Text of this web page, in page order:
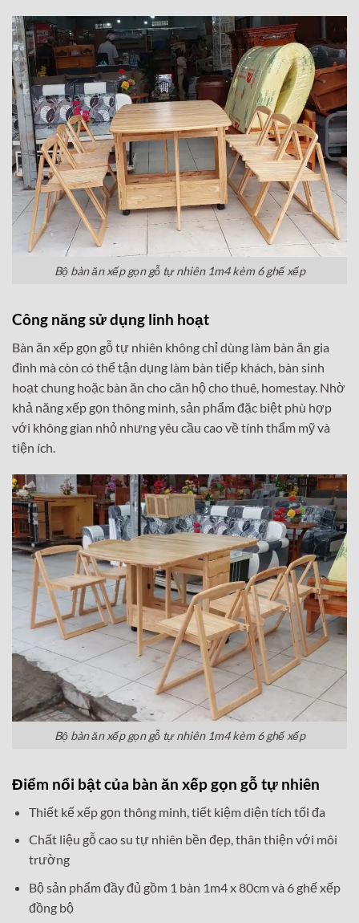
Bộ bàn ăn xếp gọn gỗ tự nhiên 1m4 kèm 6 ghế xếp
Công năng sử dụng linh hoạt
Bàn ăn xếp gọn gỗ tự nhiên không chỉ dùng làm bàn ăn gia
đình mà còn có thể tận dụng làm bàn tiếp khách, bàn sinh
hoạt chung hoặc bàn ăn cho căn hộ cho thuê, homestay. Nhờ
khả năng xếp gọn thông minh, sản phẩm đặc biệt phù hợp
với không gian nhỏ nhưng yêu cầu cao về tính thẩm mỹ và
tiện ích.
Bộ bàn ăn xếp gọn gỗ tự nhiên 1m4 kèm 6 ghế xếp
Điểm nổi bật của bàn ăn xếp gọn gỗ tự nhiên
Thiết kế xếp gọn thông minh, tiết kiệm diện tích tối đa
Chất liệu gỗ cao su tự nhiên bền đẹp, thân thiện với môi
trường
Bộ sản phẩm đầy đủ gồm 1 bàn 1m4 x 80cm và 6 ghế xếp
đồng bộ